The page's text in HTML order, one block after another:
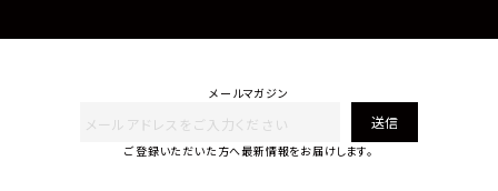
メールマガジン
送信
ご登録いただいた方へ最新情報をお届けします。